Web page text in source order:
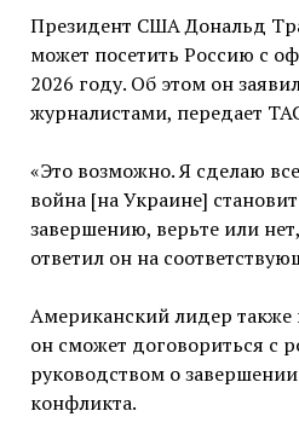
Президент США Дональд
может посетить Россию с
2026 году. Об этом он
журналистами, передает
«Это возможно. Я сделаю
война [на Украине]
завершению, верьте или
ответил он на
Американский лидер также
он сможет договориться с
руководством о
конфликта.